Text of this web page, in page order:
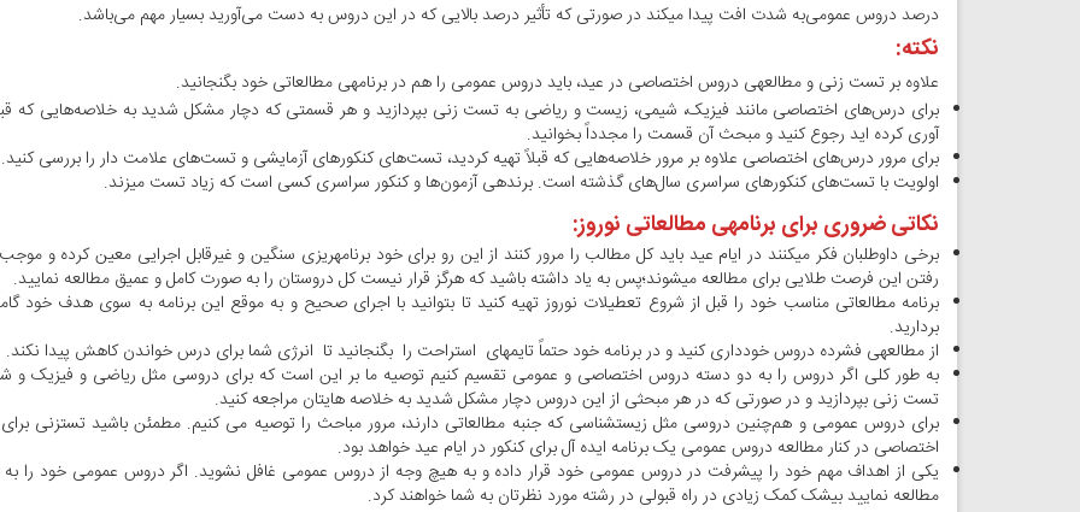
درصد دروس عمومی‌به شدت افت پیدا می­کند در صورتی که تأثیر درصد بالایی که در این دروس به دست می‌آورید بسیار مهم می‌باشد.
نکته:
علاوه بر تست زنی و مطالعه­ی دروس اختصاصی در عید، باید دروس عمومی‌ را هم در برنامه­ی مطالعاتی خود بگنجانید.
برای درس‌های اختصاصی مانند فیزیک، شیمی، زیست و ریاضی به تست زنی بپردازید و هر قسمتی که دچار مشکل شدید به خلاصه‌هایی که
آوری کرده اید رجوع کنید و مبحث آن قسمت را مجدداً بخوانید.
برای مرور درس‌های اختصاصی علاوه بر مرور خلاصه‌هایی که قبلاً تهیه کردید، تست‌های کنکورهای آزمایشی و تست‌های علامت دار را بررسی کنید.
اولویت با تست‌های کنکورهای سراسری سال‌های گذشته است. برنده­ی آزمون‌ها و کنکور سراسری کسی است که زیاد تست می­زند.
نکاتی ضروری برای برنامه­ی مطالعاتی نوروز:
برخی داوطلبان فکر می­کنند در ایام عید باید کل مطالب را مرور کنند از این رو برای خود برنامه­ریزی سنگین و غیرقابل اجرایی معین کرده و
رفتن این فرصت طلایی برای مطالعه می­شوند؛پس به یاد داشته باشید که هرگز قرار نیست کل دروستان را به صورت کامل و عمیق مطالعه نمایید.
برنامه مطالعاتی مناسب خود را قبل از شروع تعطیلات نوروز تهیه کنید تا بتوانید با اجرای صحیح و به موقع این برنامه به سوی هدف خود
بردارید.
از مطالعه­ی فشرده دروس خودداری کنید و در برنامه خود حتماً تایم­های استراحت را بگنجانید تا انرژی شما برای درس خواندن کاهش پیدا نکند.
به طور کلی اگر دروس را به دو دسته دروس اختصاصی و عمومی تقسیم کنیم توصیه ما بر این است که برای دروسی مثل ریاضی و فیزیک و
تست زنی بپردازید و در صورتی که در هر مبحثی از این دروس دچار مشکل شدید به خلاصه هایتان مراجعه کنید.
برای دروس عمومی و هم‌چنین دروسی مثل زیست­شناسی که جنبه مطالعاتی دارند، مرور مباحث را توصیه می کنیم. مطمئن باشید تست­زنی
اختصاصی در کنار مطالعه دروس عمومی یک برنامه ایده آل برای کنکور در ایام عید خواهد بود.
یکی از اهداف مهم خود را پیشرفت در دروس عمومی خود قرار داده و به هیچ وجه از دروس عمومی غافل نشوید. اگر دروس عمومی خود را
مطالعه نمایید بی­شک کمک زیادی در راه قبولی در رشته مورد نظرتان به شما خواهند کرد.